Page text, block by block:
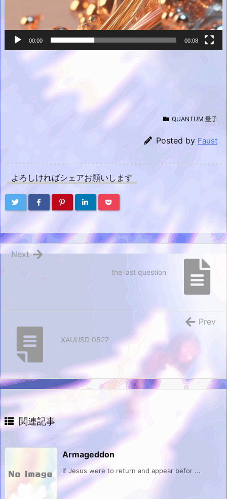
00:00 00:08
QUANTUM 量子
Posted by Faust
よろしければシェアお願いします
the last question
Next
XAUUSD 0527
Prev
関連記事
Armageddon
If Jesus were to return and appear befor ...